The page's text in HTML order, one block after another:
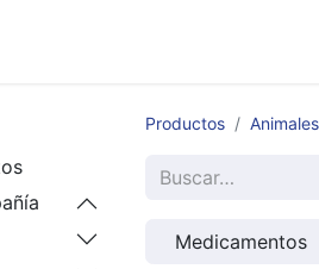
Productos
Medicamentos